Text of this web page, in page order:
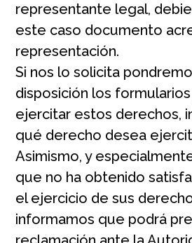
representante legal,
este caso documento
representación.
Si nos lo solicita
disposición los
ejercitar estos derechos,
qué derecho desea
Asimismo, y
que no ha obtenido
el ejercicio de sus
informamos que podrá